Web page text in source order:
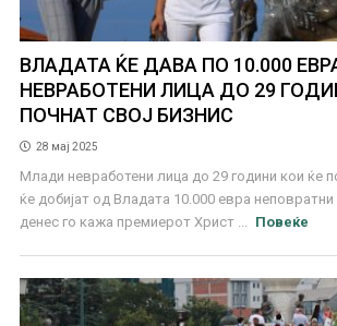
ВЛАДАТА ЌЕ ДАВА ПО 10.000
НЕВРАБОТЕНИ ЛИЦА ДО 29
ПОЧНАТ СВОЈ БИЗНИС
28 мај 2025
Млади невработени лица до 29 години кои ќе
ќе добијат од Владата 10.000 евра
денес го кажа премиерот Христ ...
Повеќе